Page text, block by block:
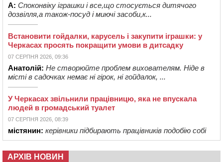
А: Споконвіку іграшки і все,що стосується дитячого
дозвілля,а також-посуд і миючі засоби,к...
Встановити гойдалки, карусель і закупити іграшки: у
Черкасах просять покращити умови в дитсадку
07 СЕРПНЯ 2026, 09:36
Анатолій: Не створюйте проблем вихователям. Ніде в
місті в садочках немає ні гірок, ні гойдалок, ...
У Черкасах звільнили працівницю, яка не впускала
людей в громадський туалет
07 СЕРПНЯ 2026, 08:39
містянин: керівники підбирають працівників подобію собі
АРХІВ НОВИН